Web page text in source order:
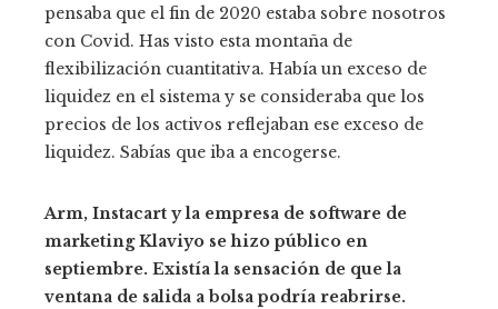
pensaba que el fin de 2020 estaba sobre nosotros
con Covid. Has visto esta montaña de
flexibilización cuantitativa. Había un exceso de
liquidez en el sistema y se consideraba que los
precios de los activos reflejaban ese exceso de
liquidez. Sabías que iba a encogerse.
Arm, Instacart y la empresa de software de
marketing Klaviyo se hizo público en
septiembre. Existía la sensación de que la
ventana de salida a bolsa podría reabrirse.